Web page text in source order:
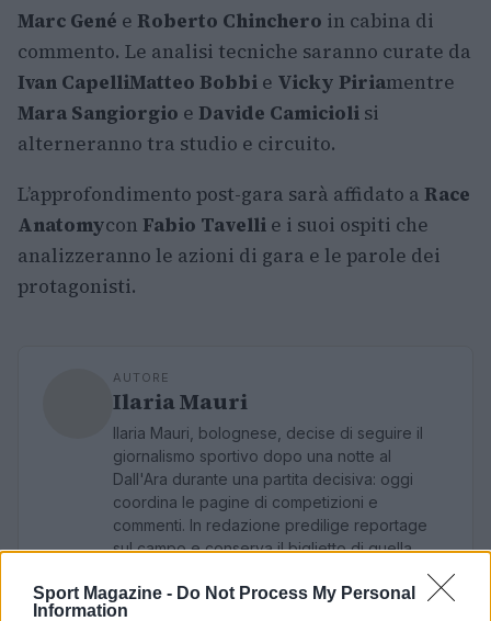
Sport Magazine - Do Not Process My Personal
Information
Marc Gené e Roberto Chinchero in cabina di
commento. Le analisi tecniche saranno curate da
Ivan CapelliMatteo Bobbi e Vicky Piriamentre
Mara Sangiorgio e Davide Camicioli si
alterneranno tra studio e circuito.
L’approfondimento post-gara sarà affidato a Race
Anatomycon Fabio Tavelli e i suoi ospiti che
analizzeranno le azioni di gara e le parole dei
protagonisti.
AUTORE
Ilaria Mauri
Ilaria Mauri, bolognese, decise di seguire il
giornalismo sportivo dopo una notte al
Dall'Ara durante una partita decisiva: oggi
coordina le pagine di competizioni e
commenti. In redazione predilige reportage
sul campo e conserva il biglietto di quella